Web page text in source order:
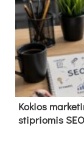
Kokios
stipriomis